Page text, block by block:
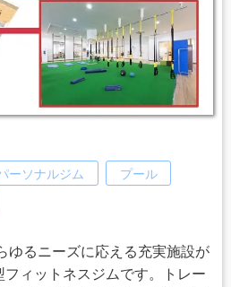
ーソナルジム プール
ゆるニーズに応える充実施設が
ィットネスジムです。トレー